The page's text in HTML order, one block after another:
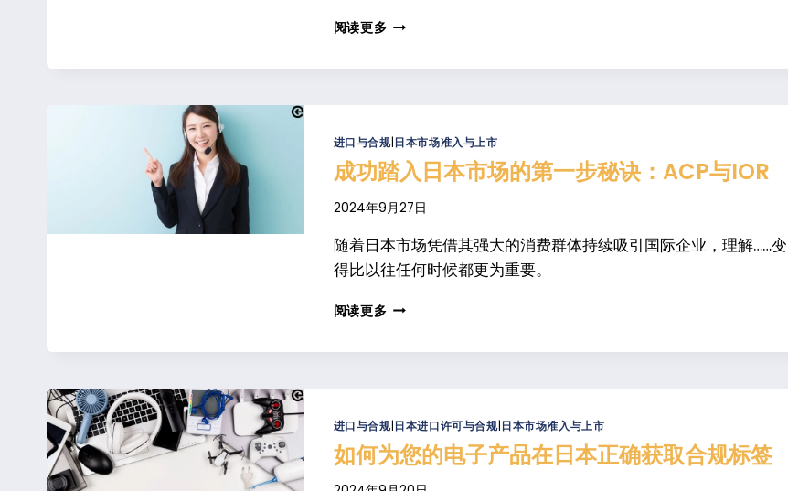
阅读更多进
的
终
极
位
指
南
进口与合规| 日本市场准入与上市
成功踏入日本市场的第一步秘诀：ACP与IOR
2024年9月27日
随着日本市场凭借其强大的消费群体持续吸引国际企业，理解……变
得比以往任何时候都更为重要。
阅读更多 成
市
场
的
进口与合规| 日本进口许可与合规| 日本市场准入与上市
如何为您的电子产品在日本正确获取合规标签